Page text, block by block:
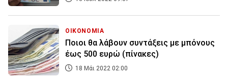
ΟΙΚΟΝΟΜΙΑ
Ποιοι θα λάβουν συντάξεις με μπόνους
έως 500 ευρώ (πίνακες)
18 Μάι 2022 02:00